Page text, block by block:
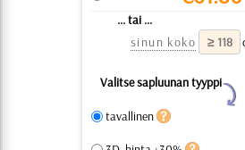
... tai ...
sinun koko
Valitse sapluunan tyyppi
Y
tavallinen